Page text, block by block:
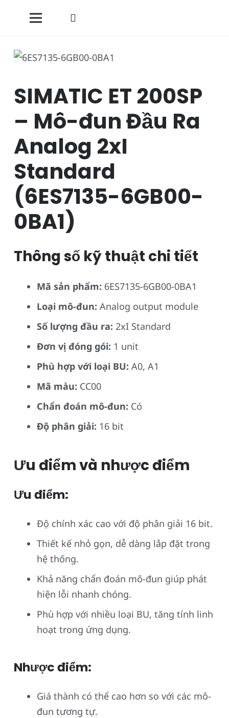
SIMATIC ET 200SP
– Mô-đun Đầu Ra
Analog 2xI
Standard
(6ES7135-6GB00-
0BA1)
Thông số kỹ thuật chi tiết
Mã sản phẩm: 6ES7135-6GB00-0BA1
Loại mô-đun: Analog output module
Số lượng đầu ra: 2xI Standard
Đơn vị đóng gói: 1 unit
Phù hợp với loại BU: A0, A1
Mã màu: CC00
Chẩn đoán mô-đun: Có
Độ phân giải: 16 bit
Ưu điểm và nhược điểm
Ưu điểm:
Độ chính xác cao với độ phân giải 16 bit.
Thiết kế nhỏ gọn, dễ dàng lắp đặt trong
hệ thống.
Khả năng chẩn đoán mô-đun giúp phát
hiện lỗi nhanh chóng.
Phù hợp với nhiều loại BU, tăng tính linh
hoạt trong ứng dụng.
Nhược điểm:
Giá thành có thể cao hơn so với các mô-
đun tương tự.